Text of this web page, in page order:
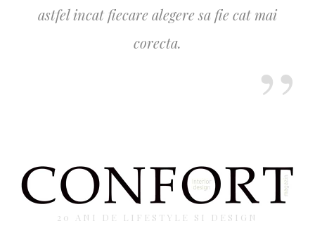
astfel incat fiecare alegere sa fie cat mai
corecta.
20 ANI DE LIFESTYLE SI DESIGN